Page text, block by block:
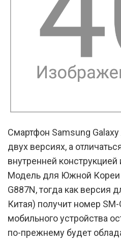
Смартфон Samsung
двух версиях, а
внутренней
Модель для Южной Кореи
G887N, тогда как версия
Китая) получит номер
мобильного устройства
по-прежнему будет